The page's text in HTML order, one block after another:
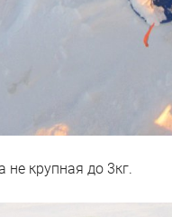
крупная до 3кг.